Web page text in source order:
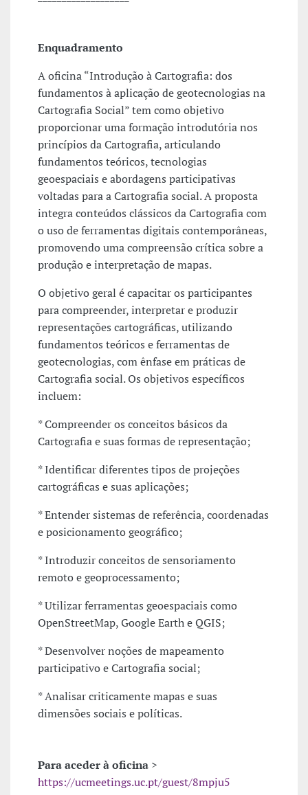
Enquadramento
A oficina “Introdução à Cartografia: dos
fundamentos à aplicação de geotecnologias na
Cartografia Social” tem como objetivo
proporcionar uma formação introdutória nos
princípios da Cartografia, articulando
fundamentos teóricos, tecnologias
geoespaciais e abordagens participativas
voltadas para a Cartografia social. A proposta
integra conteúdos clássicos da Cartografia com
o uso de ferramentas digitais contemporâneas,
promovendo uma compreensão crítica sobre a
produção e interpretação de mapas.
O objetivo geral é capacitar os participantes
para compreender, interpretar e produzir
representações cartográficas, utilizando
fundamentos teóricos e ferramentas de
geotecnologias, com ênfase em práticas de
Cartografia social. Os objetivos específicos
incluem:
* Compreender os conceitos básicos da
Cartografia e suas formas de representação;
* Identificar diferentes tipos de projeções
cartográficas e suas aplicações;
* Entender sistemas de referência, coordenadas
e posicionamento geográfico;
* Introduzir conceitos de sensoriamento
remoto e geoprocessamento;
* Utilizar ferramentas geoespaciais como
OpenStreetMap, Google Earth e QGIS;
* Desenvolver noções de mapeamento
participativo e Cartografia social;
* Analisar criticamente mapas e suas
dimensões sociais e políticas.
Para aceder à oficina >
https://ucmeetings.uc.pt/guest/8mpju5